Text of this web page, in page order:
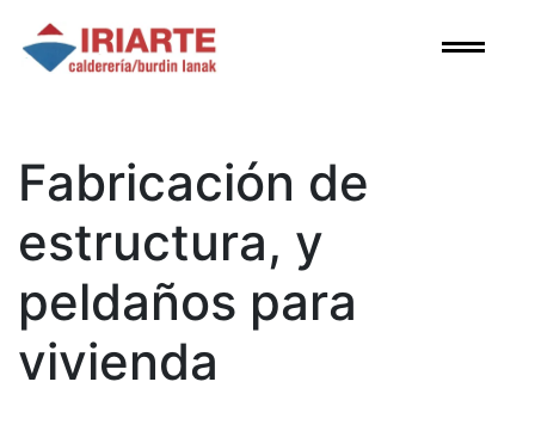
Skip
to
Fabricación de
estructura, y
peldaños para
vivienda